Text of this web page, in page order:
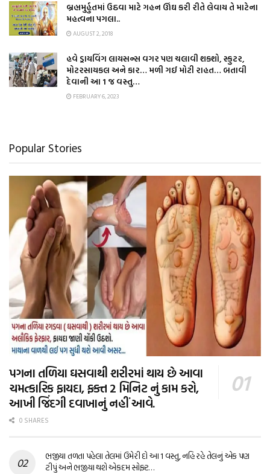
બ્રહ્મમુર્હુતમાં ઉઠવા માટે ગહન ઊંઘ કરી રીતે લેવાય તે માટેના
મહત્વના પગલા..
AUGUST 2, 2018
હવે ડ્રાયવિંગ લાયસન્સ વગર પણ ચલાવી શકશો, સ્કુટર,
મોટરસાયકલ અને કાર… મળી ગઈ મોટી રાહત… બતાવી
દેવાની આ 1 જ વસ્તુ…
FEBRUARY 6, 2023
Popular Stories
પગના તળિયા ઘસવાથી શરીરમાં થાય છે આવા
ચમત્કારિક ફાયદા, ફક્ત 2 મિનિટ નું કામ કરો,
આખી જિંદગી દવાખાનું નહીં આવે.
0 SHARES
ભજીયા તળતા પહેલા તેલમાં ઉમેરી દો આ 1 વસ્તુ, નહિ રહે તેલનું એક પણ
ટીપું અને ભજીયા થશે એકદમ સોફ્ટ…